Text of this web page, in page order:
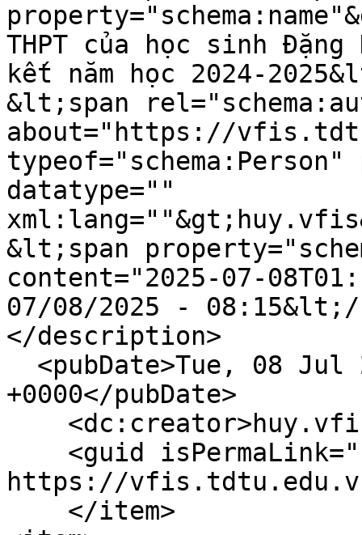
THPT của học sinh
kết năm học 2024-
&lt;span
about="https://
typeof="schema:Person"
datatype=""
&lt;span
content="2025-07-
07/08/2025 - 08:15&lt;/
</description>
+0000</pubDate>
https://